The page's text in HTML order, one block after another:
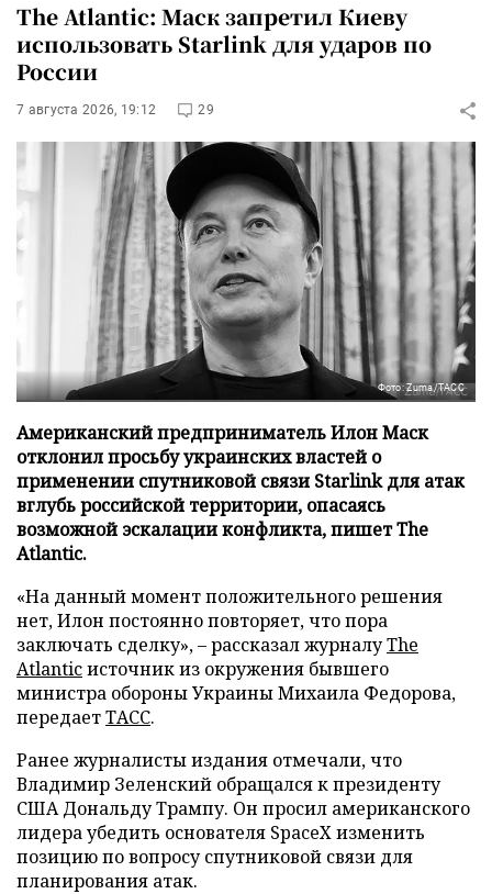
The Atlantic: Маск запретил Киеву
использовать Starlink для ударов по
России
7 августа 2026, 19:12 29
Фото: Zuma/ТАСС
Американский предприниматель Илон Маск
отклонил просьбу украинских властей о
применении спутниковой связи Starlink для атак
вглубь российской территории, опасаясь
возможной эскалации конфликта, пишет The
Atlantic.
«На данный момент положительного решения
нет, Илон постоянно повторяет, что пора
заключать сделку», – рассказал журналуThe
Atlanticисточник из окружения бывшего
министра обороны Украины Михаила Федорова,
передаетТАСС.
Ранее журналисты издания отмечали, что
Владимир Зеленский обращался к президенту
США Дональду Трампу. Он просил американского
лидера убедить основателя SpaceX изменить
позицию по вопросу спутниковой связи для
планирования атак.